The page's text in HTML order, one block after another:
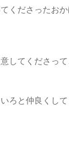
くださったおか
してくださっ
ろと仲良くして